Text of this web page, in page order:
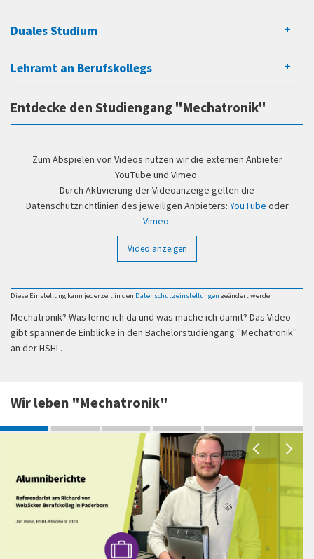
Duales Studium
Lehramt an Berufskollegs
Entdecke den Studiengang "Mechatronik"
Zum Abspielen von Videos nutzen wir die externen Anbieter
YouTube und Vimeo.
Durch Aktivierung der Videoanzeige gelten die
Datenschutzrichtlinien des jeweiligen Anbieters: YouTube oder
Vimeo.
Video anzeigen
Diese Einstellung kann jederzeit in den Datenschutzeinstellungen geändert werden.
Mechatronik? Was lerne ich da und was mache ich damit? Das Video
gibt spannende Einblicke in den Bachelorstudiengang "Mechatronik"
an der HSHL.
Wir leben "Mechatronik"